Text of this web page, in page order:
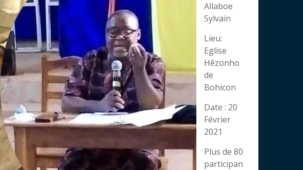
Allaboe
Sylvain
Lieu:
Eglise
Hêzonho
de
Bohicon
Date : 20
Février
2021
Plus de 80
participan